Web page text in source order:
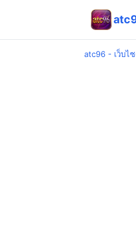
atc96 - เว็บไ